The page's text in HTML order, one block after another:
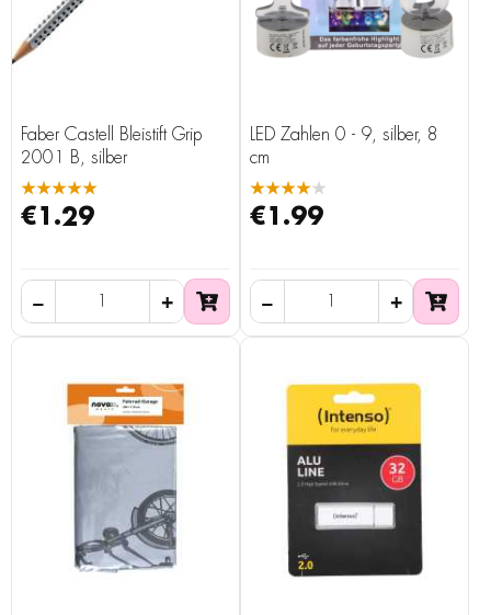
Faber Castell Bleistift Grip
2001 B, silber
★★★★★
€1.29
LED Zahlen 0 - 9, silber, 8
cm
★★★★★
€1.99